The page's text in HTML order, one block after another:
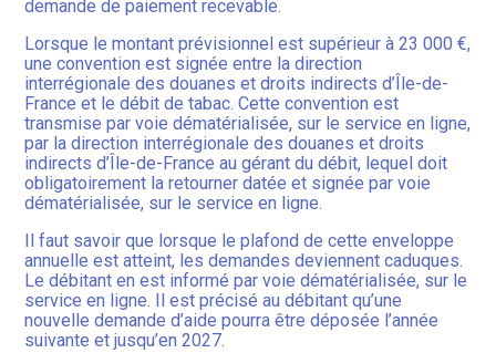
demande de paiement recevable.
Lorsque le montant prévisionnel est supérieur à 23 000 €,
une convention est signée entre la direction
interrégionale des douanes et droits indirects d’Île-de-
France et le débit de tabac. Cette convention est
transmise par voie dématérialisée, sur le service en ligne,
par la direction interrégionale des douanes et droits
indirects d’Île-de-France au gérant du débit, lequel doit
obligatoirement la retourner datée et signée par voie
dématérialisée, sur le service en ligne.
Il faut savoir que lorsque le plafond de cette enveloppe
annuelle est atteint, les demandes deviennent caduques.
Le débitant en est informé par voie dématérialisée, sur le
service en ligne. Il est précisé au débitant qu’une
nouvelle demande d’aide pourra être déposée l’année
suivante et jusqu’en 2027.